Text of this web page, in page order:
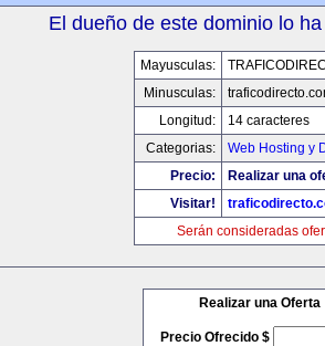
El dueño de este dominio lo
Mayusculas:
Minusculas:
Longitud:
14 caracteres
Categorias:
Web Hosting y
Precio:
Realizar una
Visitar!
Serán consideradas
Realizar una Oferta
Precio Ofrecido $